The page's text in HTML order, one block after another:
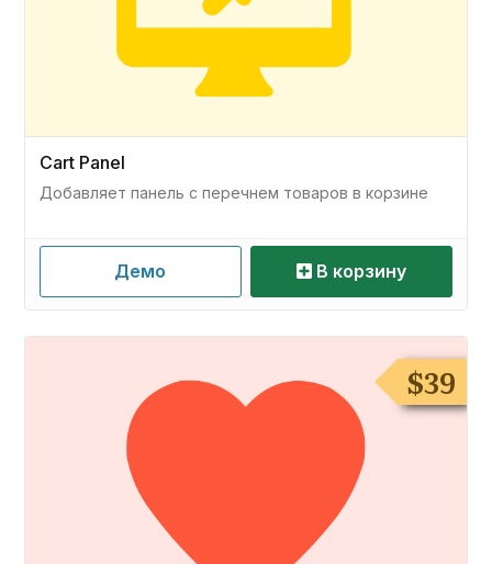
Cart Panel
Добавляет панель с перечнем товаров в корзине
Демо В корзину
$39